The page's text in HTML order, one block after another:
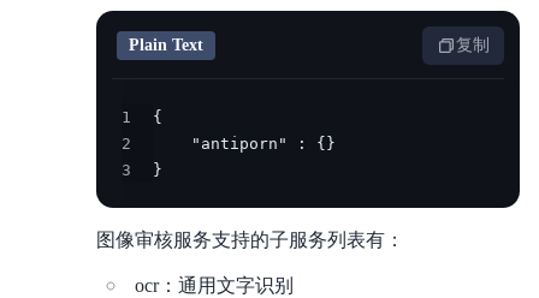
Plain Text 复制
1
2
3
}
图像审核服务支持的子服务列表有：
ocr：通用文字识别